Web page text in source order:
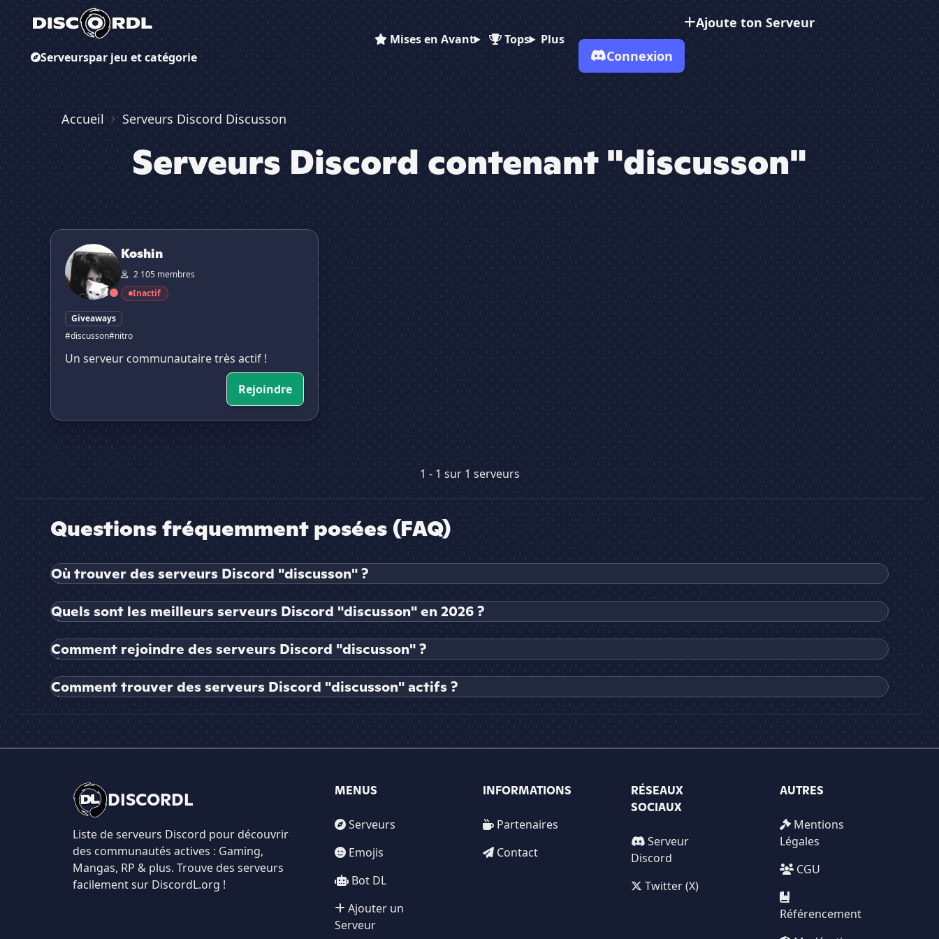
Serveurspar jeu et catégorie
Mises en Avant Tops Plus
Ajoute ton Serveur
Connexion
Accueil Serveurs Discord Discusson
Serveurs Discord contenant "discusson"
Koshin
Koshin
2 105 membres
Inactif
Giveaways
#discusson#nitro
Un serveur communautaire très actif !
Rejoindre
1 - 1 sur 1 serveurs
Questions fréquemment posées (FAQ)
Où trouver des serveurs Discord "discusson" ?
Quels sont les meilleurs serveurs Discord "discusson" en 2026 ?
Comment rejoindre des serveurs Discord "discusson" ?
Comment trouver des serveurs Discord "discusson" actifs ?
✕
DISCORDL
Liste de serveurs Discord pour découvrir
des communautés actives : Gaming,
Mangas, RP & plus. Trouve des serveurs
facilement sur DiscordL.org !
MENUS
Serveurs
Emojis
Bot DL
Ajouter un
Serveur
INFORMATIONS
Partenaires
Contact
RÉSEAUX
SOCIAUX
Serveur
Discord
Twitter (X)
AUTRES
Mentions
Légales
CGU
Référencement